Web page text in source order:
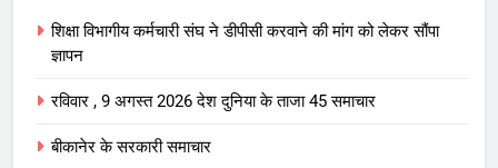
शिक्षा विभागीय कर्मचारी संघ ने डीपीसी करवाने की मांग को लेकर सौंपा
ज्ञापन
रविवार , 9 अगस्त 2026 देश दुनिया के ताजा 45 समाचार
बीकानेर के सरकारी समाचार